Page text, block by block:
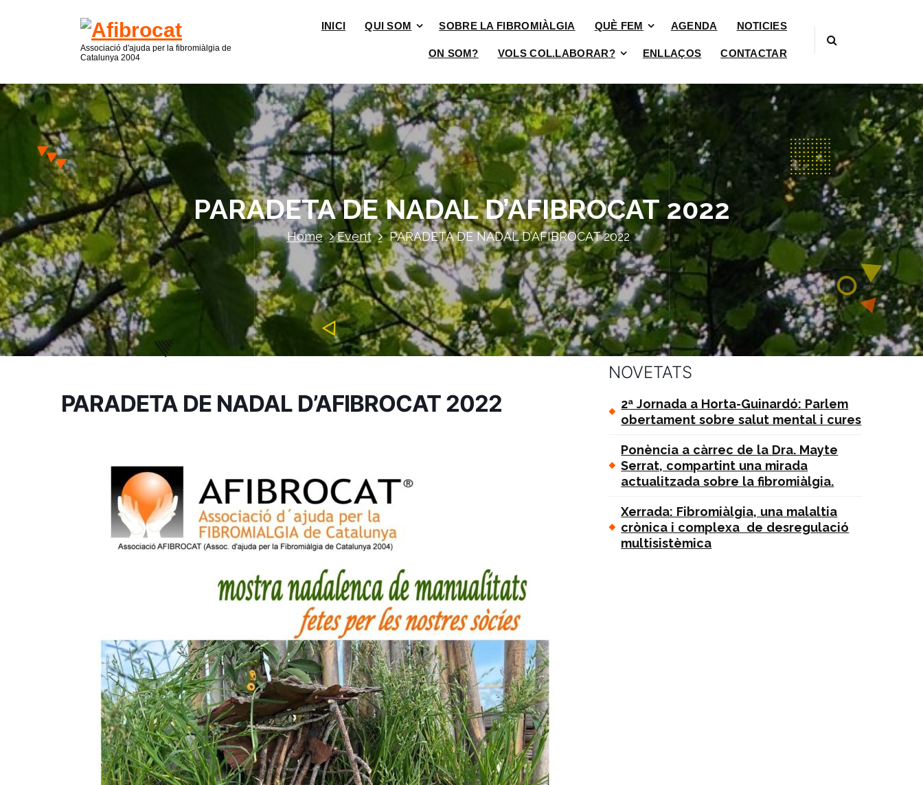
Associació d'ajuda per la fibromiàlgia de
Catalunya 2004
INICI QUI SOM SOBRE LA FIBROMIÀLGIA QUÈ FEM AGENDA NOTICIES
ON SOM? VOLS COL.LABORAR? ENLLAÇOS CONTACTAR
PARADETA DE NADAL D’AFIBROCAT 2022
Home Event PARADETA DE NADAL D’AFIBROCAT 2022
PARADETA DE NADAL D’AFIBROCAT 2022
NOVETATS
2ª Jornada a Horta-Guinardó: Parlem
obertament sobre salut mental i cures
Ponència a càrrec de la Dra. Mayte
Serrat, compartint una mirada
actualitzada sobre la fibromiàlgia.
Xerrada: Fibromiàlgia, una malaltia
crònica i complexa de desregulació
multisistèmica